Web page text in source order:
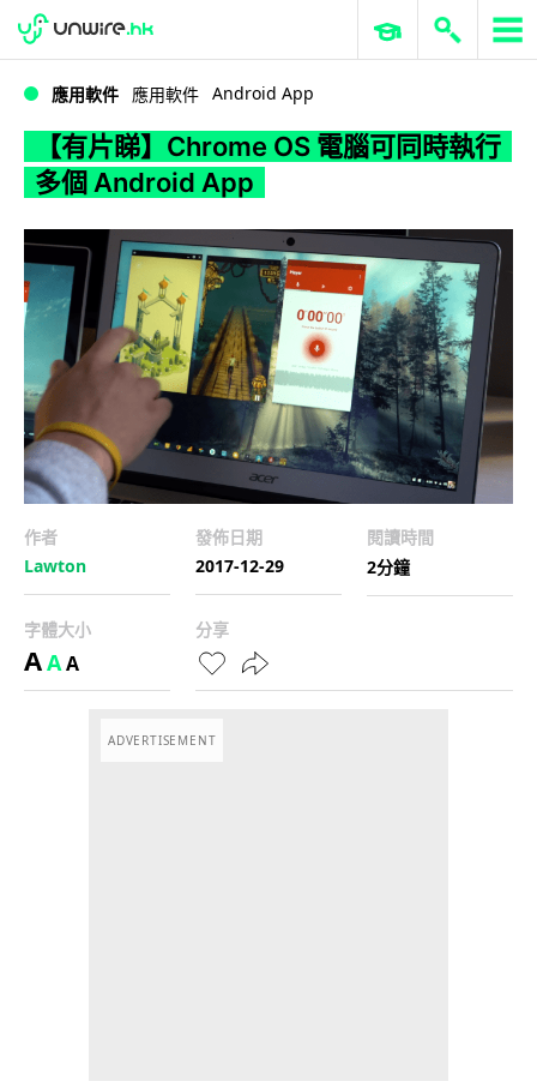
WWDC 2026 ERP 與商業 AI
應用軟件 應用軟件 Android App
【有片睇】Chrome OS 電腦可同時執行
多個 Android App
作者
Lawton
發佈日期
2017-12-29
閱讀時間
2分鐘
字體大小
AAA
分享
ADVERTISEMENT